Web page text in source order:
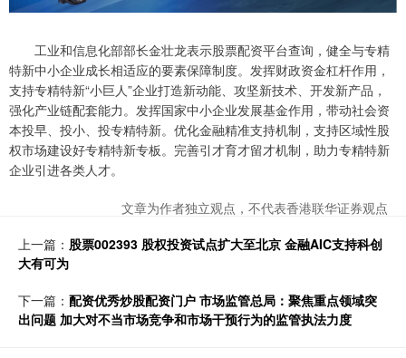
工业和信息化部部长金壮龙表示股票配资平台查询，健全与专精
特新中小企业成长相适应的要素保障制度。发挥财政资金杠杆作用，
支持专精特新“小巨人”企业打造新动能、攻坚新技术、开发新产品，
强化产业链配套能力。发挥国家中小企业发展基金作用，带动社会资
本投早、投小、投专精特新。优化金融精准支持机制，支持区域性股
权市场建设好专精特新专板。完善引才育才留才机制，助力专精特新
企业引进各类人才。
文章为作者独立观点，不代表香港联华证券观点
上一篇： 股票002393 股权投资试点扩大至北京 金融AIC支持科创
大有可为
下一篇： 配资优秀炒股配资门户 市场监管总局：聚焦重点领域突
出问题 加大对不当市场竞争和市场干预行为的监管执法力度